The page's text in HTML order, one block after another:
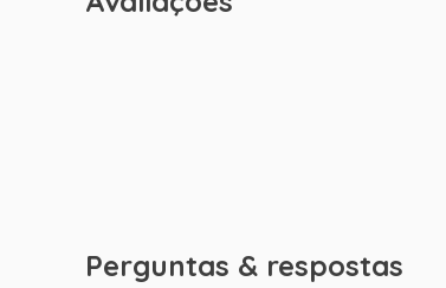
Perguntas & respostas